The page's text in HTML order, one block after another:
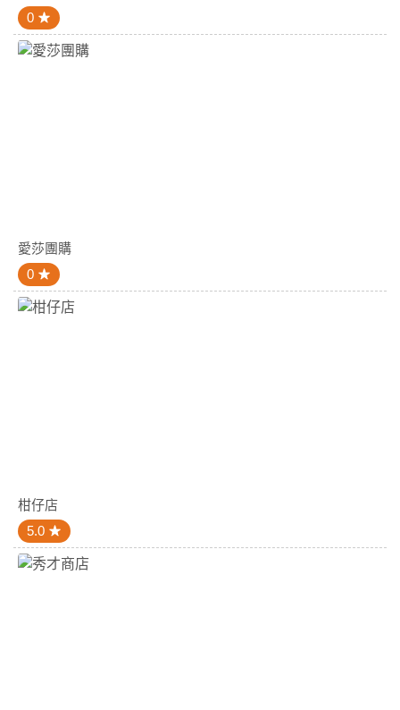
0
愛莎團購
0
柑仔店
5.0